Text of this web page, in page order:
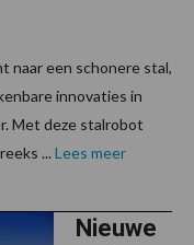
naar een schonere stal,
innovaties in
Met deze stalrobot
... Lees meer
Nieuwe